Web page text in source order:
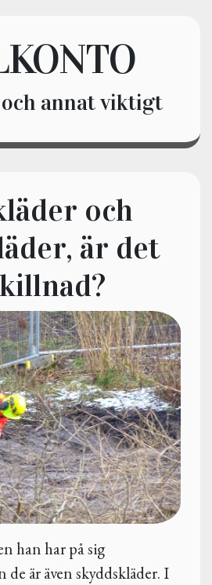
annat viktigt
och
är det
han har på sig
de är även skyddskläder. I